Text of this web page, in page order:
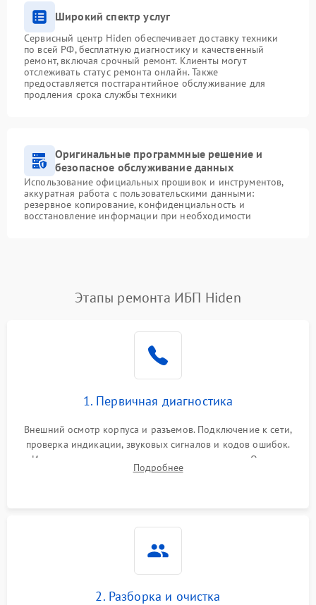
Широкий спектр услуг
Сервисный центр Hiden обеспечивает доставку техники
по всей РФ, бесплатную диагностику и качественный
ремонт, включая срочный ремонт. Клиенты могут
отслеживать статус ремонта онлайн. Также
предоставляется постгарантийное обслуживание для
продления срока службы техники
Оригинальные программные решение и
безопасное обслуживание данных
Использование официальных прошивок и инструментов,
аккуратная работа с пользовательскими данными:
резервное копирование, конфиденциальность и
восстановление информации при необходимости
Этапы ремонта ИБП Hiden
1. Первичная диагностика
Внешний осмотр корпуса и разъемов. Подключение к сети,
проверка индикации, звуковых сигналов и кодов ошибок.
Измерение входного и выходного напряжения. Оценка
реакции ИБП на отключение основного питания без
Подробнее
2. Разборка и очистка